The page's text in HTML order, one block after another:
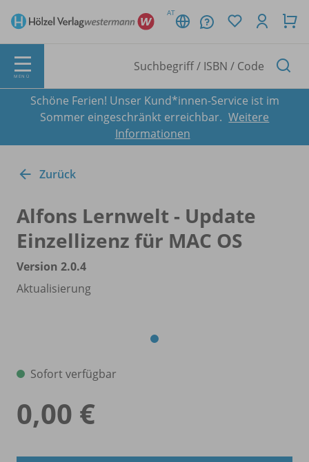
AT
MENÜ
Schöne Ferien! Unser Kund*innen-Service ist im
Sommer eingeschränkt erreichbar. Weitere
Informationen
Zurück
Alfons Lernwelt - Update
Einzellizenz für MAC OS
Version 2.0.4
Aktualisierung
Sofort verfügbar
0,00 €